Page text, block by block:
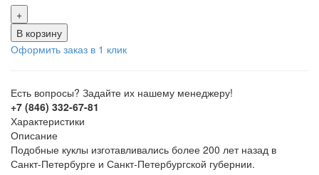
+
В корзину
Оформить заказ в 1 клик
Есть вопросы? Задайте их нашему менеджеру!
+7 (846) 332-67-81
Характеристики
Описание
Подобные куклы изготавливались более 200 лет назад в
Санкт-Петербурге и Санкт-Петербургской губернии.